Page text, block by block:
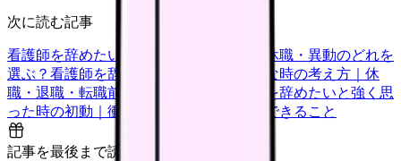
次に読む記事
看護師を辞めたい時の判断基準｜転職・休職・異動のどれを
選ぶ？ 看護師を辞めたいけどお金が不安な時の考え方｜休
職・退職・転職前に確認すること
看護師を辞めたいと強く思
った時の初動｜衝動的に辞める前に今日できること
記事を最後まで読むと解放